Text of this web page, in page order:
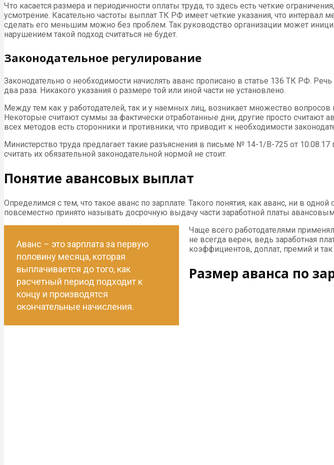
Что касается размера и периодичности оплаты труда, то здесь есть четкие
усмотрение. Касательно частоты выплат ТК РФ имеет четкие указания, что
сделать его меньшим можно без проблем. Так руководство организации может
нарушением такой подход считаться не будет.
Законодательное регулирование
Законодательно о необходимости начислять аванс прописано в статье 136 ТК РФ.
два раза. Никакого указания о размере той или иной части не установлено.
Между тем как у работодателей, так и у наемных лиц, возникает множество
Некоторые считают суммы за фактически отработанные дни, другие просто считают
всех методов есть сторонники и противники, что приводит к необходимости
Министерство труда предлагает такие разъяснения в письме № 14-1/В-725 от
считать их обязательной законодательной нормой не стоит.
Понятие авансовых выплат
Определимся с тем, что такое аванс по зарплате. Такого понятия, как аванс, ни в
повсеместно принято называть досрочную выдачу части заработной платы
Аванс – это зарплата за первую
половину месяца, которая
выплачивается до того, как
расчетный период подходит к
концу и производятся
окончательные начисления.
Чаще всего работодателями
не всегда верен, ведь заработная
коэффициентов, доплат, премий и так
Размер аванса по